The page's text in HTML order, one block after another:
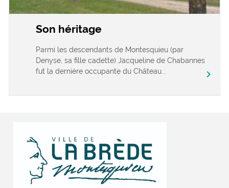
Son héritage
Parmi les descendants de Montesquieu (par
Denyse, sa fille cadette) Jacqueline de Chabannes
fut la dernière occupante du Château...
chevron_right